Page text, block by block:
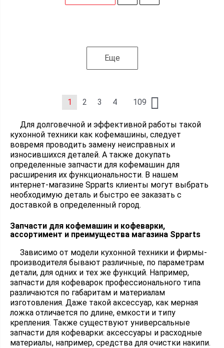
Еще
1 2 3 4 109
Для долговечной и эффективной работы такой
кухонной техники как кофемашины, следует
вовремя проводить замену неисправных и
износившихся деталей. А также докупать
определенные запчасти для кофемашин для
расширения их функциональности. В нашем
интернет-магазине Spparts клиенты могут выбрать
необходимую деталь и быстро ее заказать с
доставкой в определенный город.
Запчасти для кофемашин и кофеварки,
ассортимент и преимущества магазина Spparts
Зависимо от модели кухонной техники и фирмы-
производителя бывают различные, по параметрам
детали, для одних и тех же функций. Например,
запчасти для кофеварок профессионального типа
различаются по габаритам и материалам
изготовления. Даже такой аксессуар, как мерная
ложка отличается по длине, емкости и типу
крепления. Также существуют универсальные
запчасти для кофеварки: аксессуары и расходные
материалы, например, средства для очистки накипи.